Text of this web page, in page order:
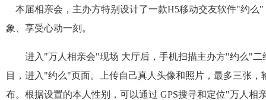
本届相亲会，主办方特别设计了一款H5移动交友软件"约么"
象、享受心动一刻。
进入 "万人相亲会"现场 大厅后，手机扫描主办方"约么"二
目，进入 "约么"页面。上传自己真人头像和照片，最多三张
布。根据设置的本人性别，可以通过 GPS搜寻和定位"万人相